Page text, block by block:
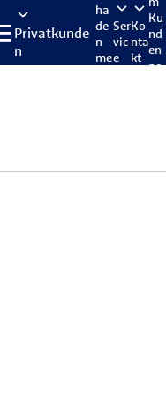
Privatkunde
n
ha
de
n
me
Ser
vic
e
Ko
nta
kt
Ku
nd
en
po